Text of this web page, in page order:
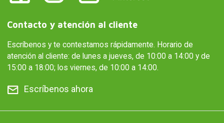
Contacto y atención al cliente
Escríbenos y te contestamos rápidamente. Horario de
atención al cliente: de lunes a jueves, de 10:00 a 14:00 y de
15:00 a 18:00; los viernes, de 10:00 a 14:00.
Escríbenos ahora